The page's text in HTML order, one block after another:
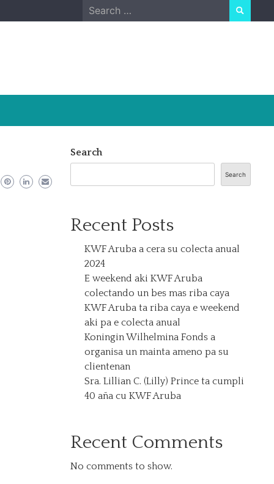
Search
for:
Search
Search
Recent Posts
KWF Aruba a cera su colecta anual
2024
E weekend aki KWF Aruba
colectando un bes mas riba caya
KWF Aruba ta riba caya e weekend
aki pa e colecta anual
Koningin Wilhelmina Fonds a
organisa un mainta ameno pa su
clientenan
Sra. Lillian C. (Lilly) Prince ta cumpli
40 aña cu KWF Aruba
Recent Comments
No comments to show.